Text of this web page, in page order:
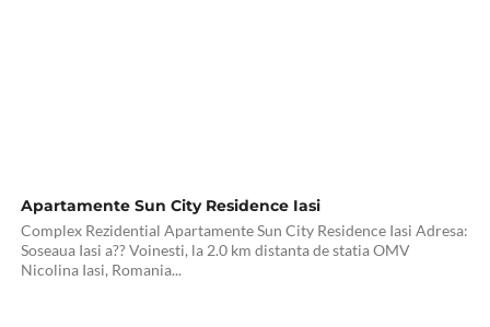
Apartamente Sun City Residence Iasi
Complex Rezidential Apartamente Sun City Residence Iasi Adresa:
Soseaua Iasi a?? Voinesti, la 2.0 km distanta de statia OMV
Nicolina Iasi, Romania...